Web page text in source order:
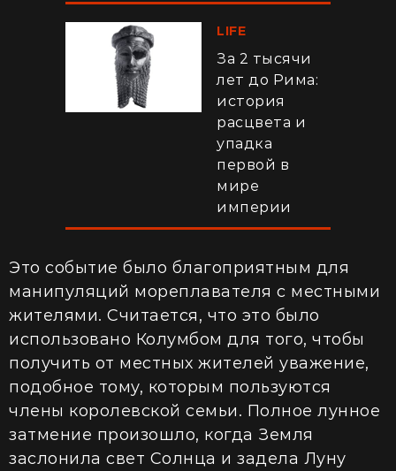
LIFE
За 2 тысячи
лет до Рима:
история
расцвета и
упадка
первой в
мире
империи
Это событие было благоприятным для
манипуляций мореплавателя с местными
жителями. Считается, что это было
использовано Колумбом для того, чтобы
получить от местных жителей уважение,
подобное тому, которым пользуются
члены королевской семьи. Полное лунное
затмение произошло, когда Земля
заслонила свет Солнца и задела Луну